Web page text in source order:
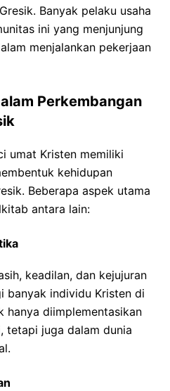
Banyak pelaku usaha
ini yang menjunjung
menjalankan pekerjaan
Perkembangan
umat Kristen memiliki
kehidupan
Beberapa aspek utama
antara lain:
keadilan, dan kejujuran
banyak individu Kristen di
hanya diimplementasikan
tetapi juga dalam dunia